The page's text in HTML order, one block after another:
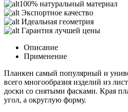
100% натуральный материал
Экспортное качество
Идеальная геометрия
Гарантия лучшей цены
Описание
Применение
Планкен самый популярный и
всего многообразия изделий из
доски со снятыми фасками. Края
угол, а округлую форму.